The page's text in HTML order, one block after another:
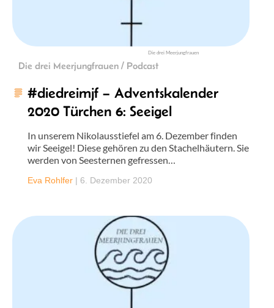
Die drei Meerjungfrauen
Die drei Meerjungfrauen / Podcast
#diedreimjf – Adventskalender
2020 Türchen 6: Seeigel
In unserem Nikolausstiefel am 6. Dezember finden
wir Seeigel! Diese gehören zu den Stachelhäutern. Sie
werden von Seesternen gefressen…
Eva Rohlfer | 6. Dezember 2020